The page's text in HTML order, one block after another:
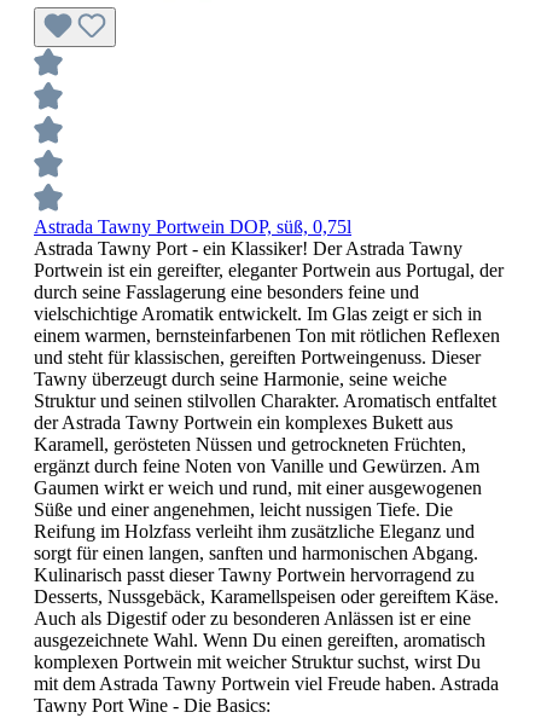
Astrada Tawny Portwein DOP, süß, 0,75l
Astrada Tawny Port - ein Klassiker! Der Astrada Tawny
Portwein ist ein gereifter, eleganter Portwein aus Portugal, der
durch seine Fasslagerung eine besonders feine und
vielschichtige Aromatik entwickelt. Im Glas zeigt er sich in
einem warmen, bernsteinfarbenen Ton mit rötlichen Reflexen
und steht für klassischen, gereiften Portweingenuss. Dieser
Tawny überzeugt durch seine Harmonie, seine weiche
Struktur und seinen stilvollen Charakter. Aromatisch entfaltet
der Astrada Tawny Portwein ein komplexes Bukett aus
Karamell, gerösteten Nüssen und getrockneten Früchten,
ergänzt durch feine Noten von Vanille und Gewürzen. Am
Gaumen wirkt er weich und rund, mit einer ausgewogenen
Süße und einer angenehmen, leicht nussigen Tiefe. Die
Reifung im Holzfass verleiht ihm zusätzliche Eleganz und
sorgt für einen langen, sanften und harmonischen Abgang.
Kulinarisch passt dieser Tawny Portwein hervorragend zu
Desserts, Nussgebäck, Karamellspeisen oder gereiftem Käse.
Auch als Digestif oder zu besonderen Anlässen ist er eine
ausgezeichnete Wahl. Wenn Du einen gereiften, aromatisch
komplexen Portwein mit weicher Struktur suchst, wirst Du
mit dem Astrada Tawny Portwein viel Freude haben. Astrada
Tawny Port Wine - Die Basics: